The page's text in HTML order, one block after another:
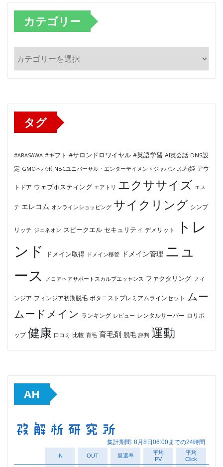
カテゴリー
テ
タグ
#ARASAWA #ギフト #サロンドロワイヤル #英語学習 AI英会話 DNS設
定 GMOペパボ NBCユニバーサル・エンターテイメントジャパン ふわ姫 アウ
トドア ウェブホスティング エアトリ エクササイズ エス
テ エレコム オンラインショッピング サイクリング シンプ
リッチ ジェネオン スピークエル セキュリティ デメリット
トレ
ンド
ドメイン取得 ドメイン移管 ドメイン管理 ニュ
ース
ノコアヘアサポートスカルプエッセンス ファクタリング フィ
ンジア フィンジア初期脱毛 ボタニストプレミアムラインセット ムー
ムードメイン ランキング レビュー レンタルサーバー ロリポ
ップ 健康 口コミ 比較 育毛 育毛剤 脱毛 評判 運動
AH